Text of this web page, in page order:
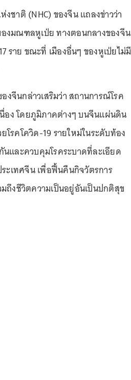
ชาติ (NHC) ของจีน แถลงข่าวว่า
งมณฑลหูเป่ย ทางตอนกลางของจีน
ราย ขณะที่ เมืองอื่นๆ ของหูเป่ยไม่มี
จีนกล่าวเสริมว่า สถานการณ์โรค
ง โดยภูมิภาคต่างๆ บนจีนแผ่นดิน
รคโควิด-19 รายใหม่ในระดับท้อง
และควบคุมโรคระบาดที่ละเอียด
ะเทศจีน เพื่อฟื้นคืนกิจวัตรการ
ถึงชีวิตความเป็นอยู่อันเป็นปกติสุข